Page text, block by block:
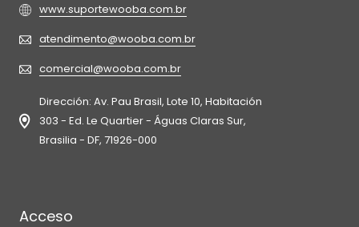
www.suportewooba.com.br
atendimento@wooba.com.br
comercial@wooba.com.br
Dirección: Av. Pau Brasil, Lote 10, Habitación
303 - Ed. Le Quartier - Águas Claras Sur,
Brasilia - DF, 71926-000
Acceso